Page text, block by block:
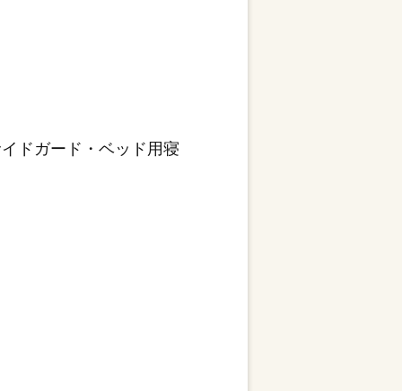
ドガード・ベッド用寝